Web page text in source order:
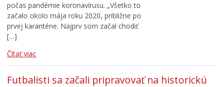
počas pandémie koronavírusu. „Všetko to
začalo okolo mája roku 2020, približne po
prvej karanténe. Najprv som začal chodiť
[…]
Čítať viac
Futbalisti sa začali pripravovať na historickú